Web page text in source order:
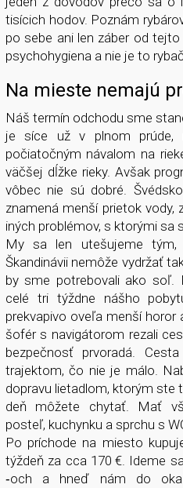
tisícich hodov. Poznám
po sebe ani len záber od
psychohygiena a nie je to
Na mieste nemajú
Náš termín odchodu sme
je síce už v plnom prúde,
počiatočným návalom na
väčšej dĺžke rieky. Avšak
vôbec nie sú dobré.
znamená menší prietok
iných problémov, s ktorými sa
My sa len utešujeme
Škandinávii nemôže vydržať
by sme potrebovali ako soľ.
celé tri týždne nášho
prekvapivo oveľa menší
šofér s navigátorom rezali
bezpečnosť prvoradá.
trajektom, čo nie je málo.
dopravu lietadlom, ktorým ste
deň môžete chytať. Mať
posteľ, kuchynku a sprchu s
Po príchode na miesto
týždeň za cca 170 €. Ideme
‑och a hneď nám do